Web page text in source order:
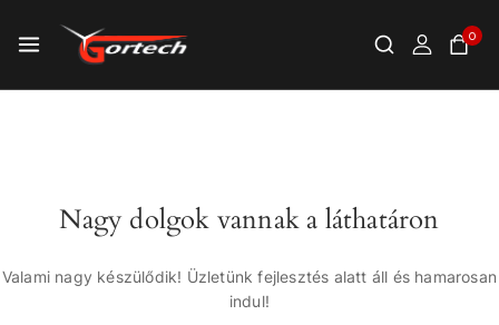
0
Nagy dolgok vannak a láthatáron
Valami nagy készülődik! Üzletünk fejlesztés alatt áll és hamarosan
indul!